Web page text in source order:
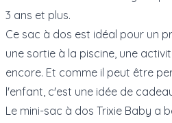
3 ans et plus.
Ce sac à dos est idéal pour un
une sortie à la piscine, une
encore. Et comme il peut être
l'enfant, c'est une idée de
Le mini-sac à dos Trixie Baby a